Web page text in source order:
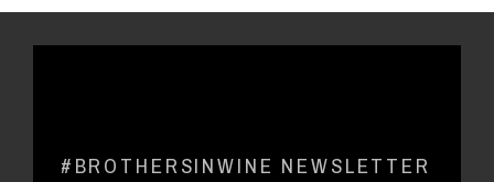
#BROTHERSINWINE NEWSLETTER